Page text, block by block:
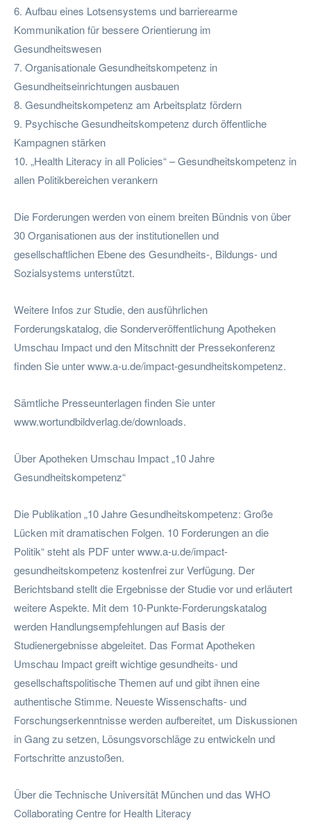
6. Aufbau eines Lotsensystems und barrierearme
Kommunikation für bessere Orientierung im
Gesundheitswesen
7. Organisationale Gesundheitskompetenz in
Gesundheitseinrichtungen ausbauen
8. Gesundheitskompetenz am Arbeitsplatz fördern
9. Psychische Gesundheitskompetenz durch öffentliche
Kampagnen stärken
10. „Health Literacy in all Policies“ – Gesundheitskompetenz in
allen Politikbereichen verankern
Die Forderungen werden von einem breiten Bündnis von über
30 Organisationen aus der institutionellen und
gesellschaftlichen Ebene des Gesundheits-, Bildungs- und
Sozialsystems unterstützt.
Weitere Infos zur Studie, den ausführlichen
Forderungskatalog, die Sonderveröffentlichung Apotheken
Umschau Impact und den Mitschnitt der Pressekonferenz
finden Sie unter www.a-u.de/impact-gesundheitskompetenz.
Sämtliche Presseunterlagen finden Sie unter
www.wortundbildverlag.de/downloads.
Über Apotheken Umschau Impact „10 Jahre
Gesundheitskompetenz“
Die Publikation „10 Jahre Gesundheitskompetenz: Große
Lücken mit dramatischen Folgen. 10 Forderungen an die
Politik“ steht als PDF unter www.a-u.de/impact-
gesundheitskompetenz kostenfrei zur Verfügung. Der
Berichtsband stellt die Ergebnisse der Studie vor und erläutert
weitere Aspekte. Mit dem 10-Punkte-Forderungskatalog
werden Handlungsempfehlungen auf Basis der
Studienergebnisse abgeleitet. Das Format Apotheken
Umschau Impact greift wichtige gesundheits- und
gesellschaftspolitische Themen auf und gibt ihnen eine
authentische Stimme. Neueste Wissenschafts- und
Forschungserkenntnisse werden aufbereitet, um Diskussionen
in Gang zu setzen, Lösungsvorschläge zu entwickeln und
Fortschritte anzustoßen.
Über die Technische Universität München und das WHO
Collaborating Centre for Health Literacy